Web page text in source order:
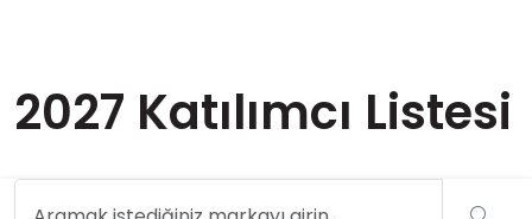
2027 Katılımcı Listesi